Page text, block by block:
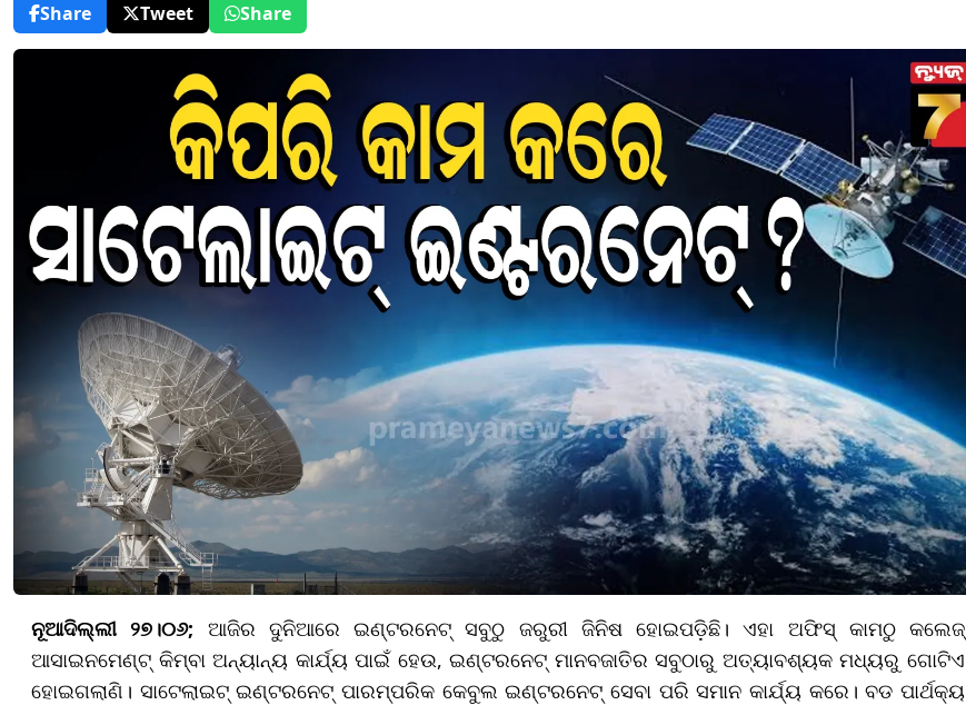
Share
Tweet Share
ନୂଆଦିଲ୍ଲୀ ୨୭।୦୬; ଆଜିର ଦୁନିଆରେ ଇଣ୍ଟରନେଟ୍ ସବୁଠୁ ଜରୁରୀ ଜିନିଷ ହୋଇପଡ଼ିଛି। ଏହା ଅଫିସ୍ କାମଠୁ କଲେଜ୍
ଆସାଇନମେଣ୍ଟ୍ କିମ୍ବା ଅନ୍ୟାନ୍ୟ କାର୍ଯ୍ୟ ପାଇଁ ହେଉ, ଇଣ୍ଟରନେଟ୍ ମାନବଜାତିର ସବୁଠାରୁ ଅତ୍ୟାବଶ୍ୟକ ମଧ୍ୟରୁ ଗୋଟିଏ
ହୋଇଗଲାଣି। ସାଟେଲାଇଟ୍ ଇଣ୍ଟରନେଟ୍ ପାରମ୍ପରିକ କେବୁଲ ଇଣ୍ଟରନେଟ୍ ସେବା ପରି ସମାନ କାର୍ଯ୍ୟ କରେ। ବଡ ପାର୍ଥକ୍ୟ